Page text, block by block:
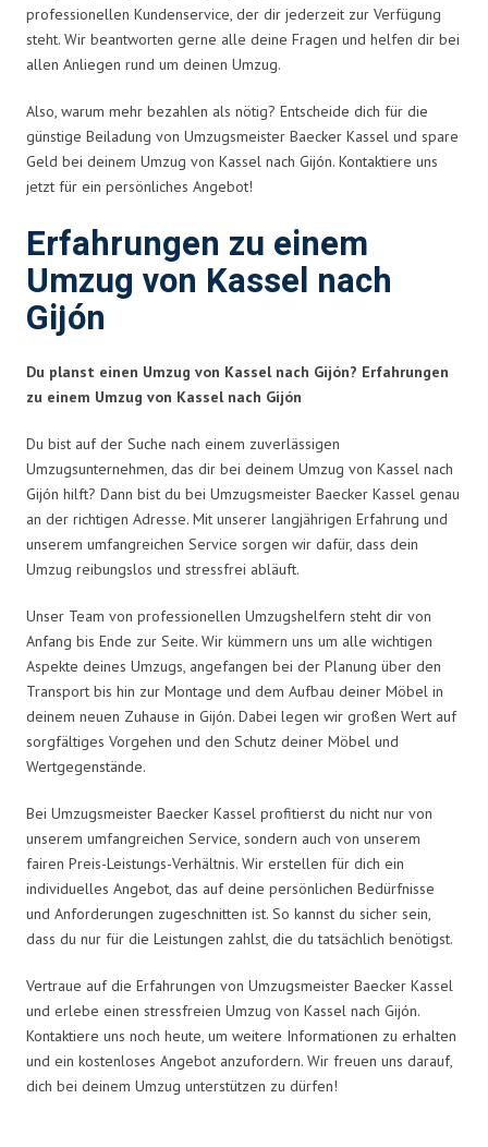
professionellen Kundenservice, der dir jederzeit zur Verfügung
steht. Wir beantworten gerne alle deine Fragen und helfen dir bei
allen Anliegen rund um deinen Umzug.
Also, warum mehr bezahlen als nötig? Entscheide dich für die
günstige Beiladung von Umzugsmeister Baecker Kassel und spare
Geld bei deinem Umzug von Kassel nach Gijón. Kontaktiere uns
jetzt für ein persönliches Angebot!
Erfahrungen zu einem
Umzug von Kassel nach
Gijón
Du planst einen Umzug von Kassel nach Gijón? Erfahrungen
zu einem Umzug von Kassel nach Gijón
Du bist auf der Suche nach einem zuverlässigen
Umzugsunternehmen, das dir bei deinem Umzug von Kassel nach
Gijón hilft? Dann bist du bei Umzugsmeister Baecker Kassel genau
an der richtigen Adresse. Mit unserer langjährigen Erfahrung und
unserem umfangreichen Service sorgen wir dafür, dass dein
Umzug reibungslos und stressfrei abläuft.
Unser Team von professionellen Umzugshelfern steht dir von
Anfang bis Ende zur Seite. Wir kümmern uns um alle wichtigen
Aspekte deines Umzugs, angefangen bei der Planung über den
Transport bis hin zur Montage und dem Aufbau deiner Möbel in
deinem neuen Zuhause in Gijón. Dabei legen wir großen Wert auf
sorgfältiges Vorgehen und den Schutz deiner Möbel und
Wertgegenstände.
Bei Umzugsmeister Baecker Kassel profitierst du nicht nur von
unserem umfangreichen Service, sondern auch von unserem
fairen Preis-Leistungs-Verhältnis. Wir erstellen für dich ein
individuelles Angebot, das auf deine persönlichen Bedürfnisse
und Anforderungen zugeschnitten ist. So kannst du sicher sein,
dass du nur für die Leistungen zahlst, die du tatsächlich benötigst.
Vertraue auf die Erfahrungen von Umzugsmeister Baecker Kassel
und erlebe einen stressfreien Umzug von Kassel nach Gijón.
Kontaktiere uns noch heute, um weitere Informationen zu erhalten
und ein kostenloses Angebot anzufordern. Wir freuen uns darauf,
dich bei deinem Umzug unterstützen zu dürfen!